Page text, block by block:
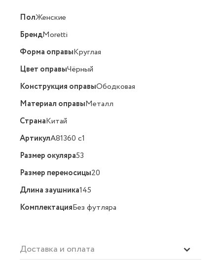
ПолЖенские
БрендMoretti
Форма оправыКруглая
Цвет оправыЧёрный
Конструкция оправыОбодковая
Материал оправыМеталл
СтранаКитай
АртикулA81360 c1
Размер окуляра53
Размер переносицы20
Длина заушника145
КомплектацияБез футляра
Доставка и оплата